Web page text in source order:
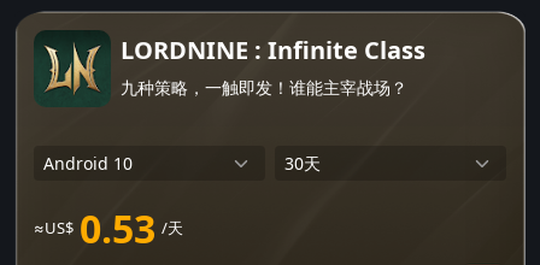
LORDNINE : Infinite Class
九种策略，一触即发！谁能主宰战场？
≈US$ 0.53 /天